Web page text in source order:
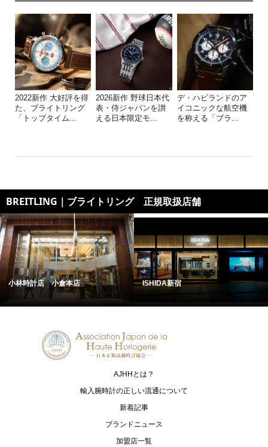
2022新作 大好評を得
た、ブライトリング
「トップタイム...
2026新作 野球日本代
表・侍ジャパンを讃
える日本限定モ...
デ・ハビランドのア
イコニックな航空機
を称える「ブラ...
BREITLING｜ブライトリング 正規取扱店舗
小林時計店 小倉本店 ISHIDA新宿
AJHHとは？
輸入腕時計の正しい流通について
新着記事
ブランドニュース
加盟店一覧